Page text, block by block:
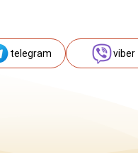
telegram viber